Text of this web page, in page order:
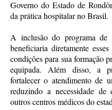
Governo do Estado de
da prática hospitalar no Brasil.
A inclusão do programa de
beneficiaria diretamente
condições para sua formação
equipada. Além disso, a
fortalecer o atendimento de
reduzindo a necessidade de
outros centros médicos do